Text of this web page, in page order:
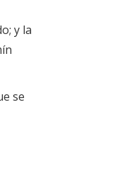
y la
se